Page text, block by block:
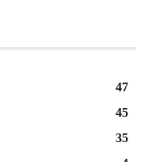
47
45
35